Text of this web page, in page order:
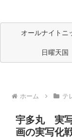
オールナイトニ
日曜天国
ホーム テ
宇多丸 実写
画の実写化